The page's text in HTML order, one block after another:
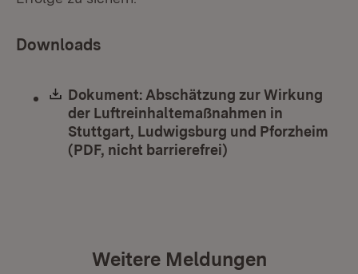
Downloads
Download:
Dokument: Abschätzung zur Wirkung
der Luftreinhaltemaßnahmen in
Stuttgart, Ludwigsburg und Pforzheim
(PDF, nicht barrierefrei)
Weitere Meldungen